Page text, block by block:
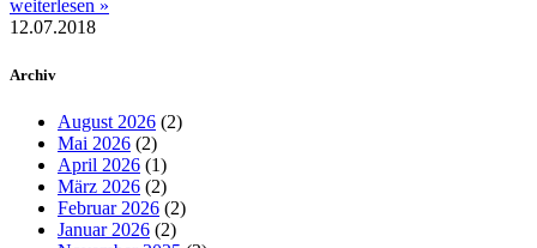
weiterlesen »
12.07.2018
Archiv
August 2026 (2)
Mai 2026 (2)
April 2026 (1)
März 2026 (2)
Februar 2026 (2)
Januar 2026 (2)